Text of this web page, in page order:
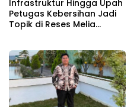
Infrastruktur Hingga Upah
Petugas Kebersihan Jadi
Topik di Reses Melia